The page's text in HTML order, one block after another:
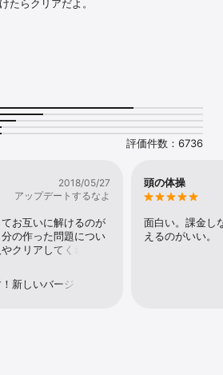
たらクリアだよ。
たらクリアだよ。
わからない時はヒントボタンを使おう。
あるから、自分なりの「もじたん」パズ
らおう！
す。
評価件数：6736
2018/05/27
アップデートするなよ
お互いに解けるのが
の作った問題につい
クリアしてくれた人
新しいバージョン
頭の体操
面白い。課金し
えるのがいい。